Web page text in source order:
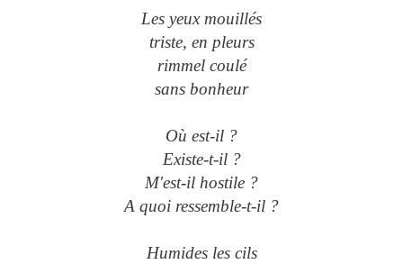
Les yeux mouillés
triste, en pleurs
rimmel coulé
sans bonheur
Où est-il ?
Existe-t-il ?
M'est-il hostile ?
A quoi ressemble-t-il ?
Humides les cils